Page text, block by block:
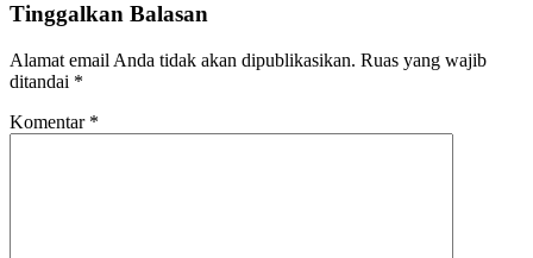
Tinggalkan Balasan
Alamat email Anda tidak akan dipublikasikan. Ruas yang wajib
ditandai *
Komentar *